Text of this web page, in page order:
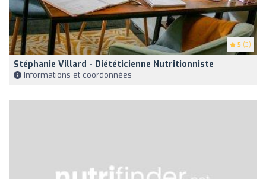
5 (3)
Stéphanie Villard - Diététicienne Nutritionniste
Informations et coordonnées